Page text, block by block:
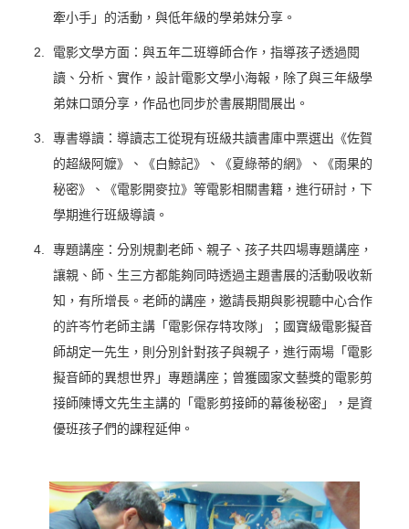
牽小手」的活動，與低年級的學弟妹分享。
電影文學方面：與五年二班導師合作，指導孩子透過閱
讀、分析、實作，設計電影文學小海報，除了與三年級學
弟妹口頭分享，作品也同步於書展期間展出。
專書導讀：導讀志工從現有班級共讀書庫中票選出《佐賀
的超級阿嬤》、《白鯨記》、《夏綠蒂的網》、《雨果的
秘密》、《電影開麥拉》等電影相關書籍，進行研討，下
學期進行班級導讀。
專題講座：分別規劃老師、親子、孩子共四場專題講座，
讓親、師、生三方都能夠同時透過主題書展的活動吸收新
知，有所增長。老師的講座，邀請長期與影視聽中心合作
的許岑竹老師主講「電影保存特攻隊」；國寶級電影擬音
師胡定一先生，則分別針對孩子與親子，進行兩場「電影
擬音師的異想世界」專題講座；曾獲國家文藝獎的電影剪
接師陳博文先生主講的「電影剪接師的幕後秘密」，是資
優班孩子們的課程延伸。